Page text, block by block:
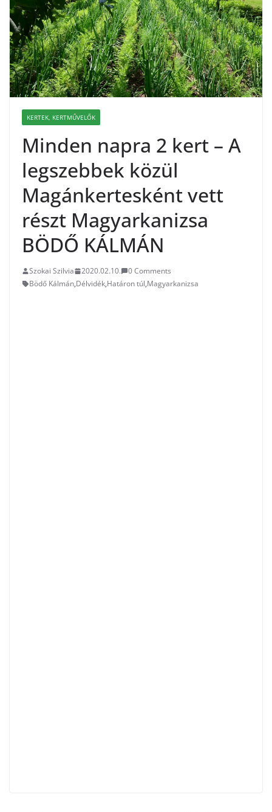
KERTEK, KERTMŰVELŐK
Minden napra 2 kert – A
legszebbek közül
Magánkertesként vett
részt Magyarkanizsa
BÖDŐ KÁLMÁN
Szokai Szilvia 2020.02.10.
0 Comments
Bödő Kálmán,Délvidék,Határon túl,Magyarkanizsa